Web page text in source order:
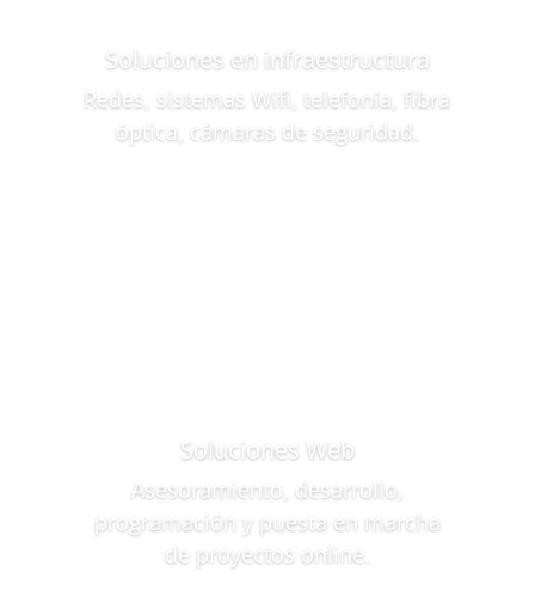
Soluciones en infraestructura
Redes, sistemas Wifi, telefonía, fibra
óptica, cámaras de seguridad.
Soluciones Web
Asesoramiento, desarrollo,
programación y puesta en marcha
de proyectos online.